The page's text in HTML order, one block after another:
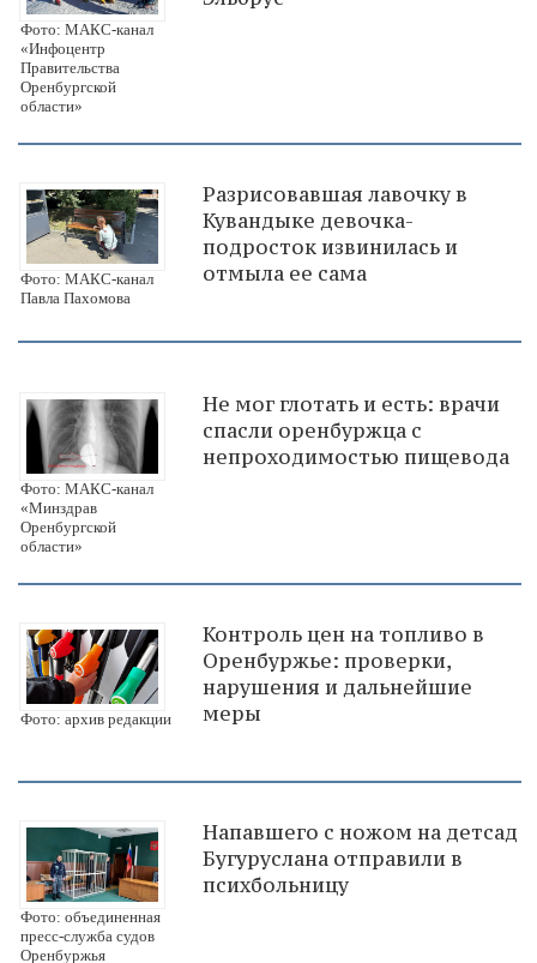
Фото: МАКС-канал
«Инфоцентр
Правительства
Оренбургской
области»
Фото: МАКС-канал
Павла Пахомова
Разрисовавшая лавочку в
Кувандыке девочка-
подросток извинилась и
отмыла ее сама
Фото: МАКС-канал
«Минздрав
Оренбургской
области»
Не мог глотать и есть: врачи
спасли оренбуржца с
непроходимостью пищевода
Фото: архив редакции
Контроль цен на топливо в
Оренбуржье: проверки,
нарушения и дальнейшие
меры
Фото: объединенная
пресс-служба судов
Оренбуржья
Напавшего с ножом на детсад
Бугуруслана отправили в
психбольницу